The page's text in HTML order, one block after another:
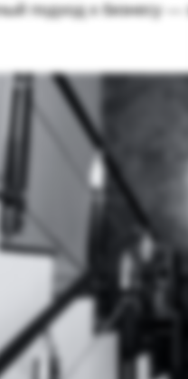
подход к бизнесу —